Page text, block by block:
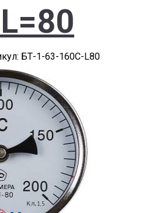
БТ-1-63-160С-L80